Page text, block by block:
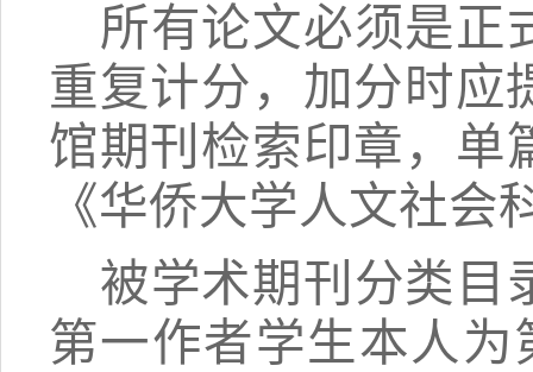
所有论文必须是正
重复计分，加分时应
馆期刊检索印章，单
《华侨大学人文社
被学术期刊分类目
第一作者学生本人